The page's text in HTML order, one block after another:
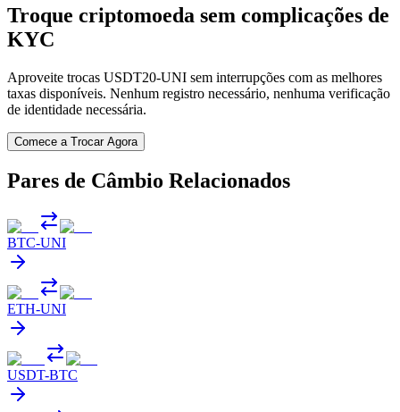
Troque criptomoeda sem complicações de
KYC
Aproveite trocas USDT20-UNI sem interrupções com as melhores
taxas disponíveis. Nenhum registro necessário, nenhuma verificação
de identidade necessária.
Comece a Trocar Agora
Pares de Câmbio Relacionados
BTC-UNI
ETH-UNI
USDT-BTC